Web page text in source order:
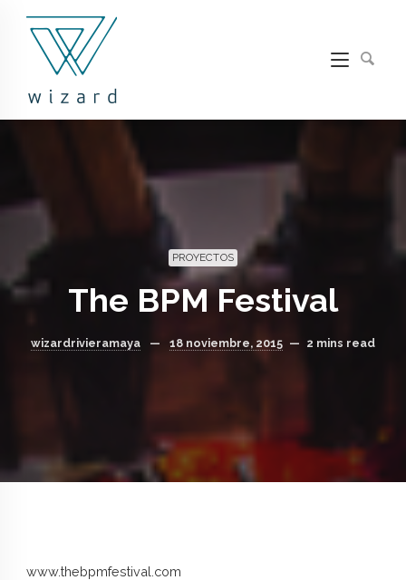
PROYECTOS
The BPM Festival
wizardrivieramaya — 18 noviembre, 2015 — 2 mins read
www.thebpmfestival.com